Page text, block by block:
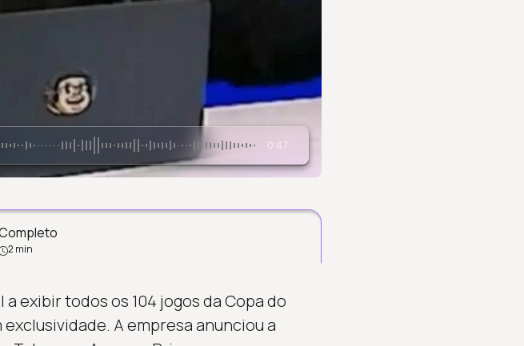
0:47
2 min
a exibir todos os 104 jogos da Copa do
A empresa anunciou a